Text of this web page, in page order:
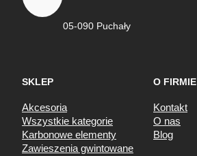
05-090 Puchały
SKLEP
Akcesoria
Wszystkie kategorie
Karbonowe elementy
Zawieszenia gwintowane
O FIRMIE
Kontakt
O nas
Blog